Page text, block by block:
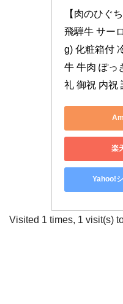
【肉のひぐ
飛騨牛 サー
g) 化粧箱付
牛 牛肉 ぽっ
礼 御祝 内祝
楽
Yahoo!
Visited 1 times, 1 visit(s)